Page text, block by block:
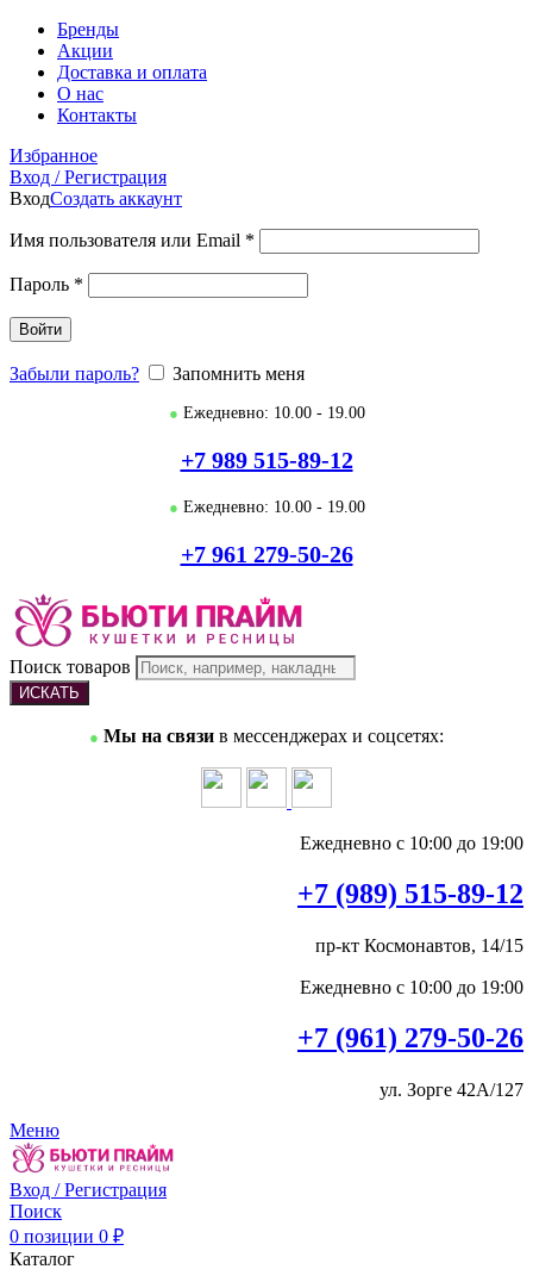
Бренды
Акции
Доставка и оплата
О нас
Контакты
Избранное
Вход / Регистрация
ВходСоздать аккаунт
Имя пользователя или Email *
Пароль *
Войти
Забыли пароль? Запомнить меня
● Ежедневно: 10.00 - 19.00
+7 989 515-89-12
● Ежедневно: 10.00 - 19.00
+7 961 279-50-26
Поиск товаров
ИСКАТЬ
● Мы на связи в мессенджерах и соцсетях:
Ежедневно с 10:00 до 19:00
+7 (989) 515-89-12
пр-кт Космонавтов, 14/15
Ежедневно с 10:00 до 19:00
+7 (961) 279-50-26
ул. Зорге 42А/127
Меню
Вход / Регистрация
Поиск
0 позиции 0 ₽
Каталог